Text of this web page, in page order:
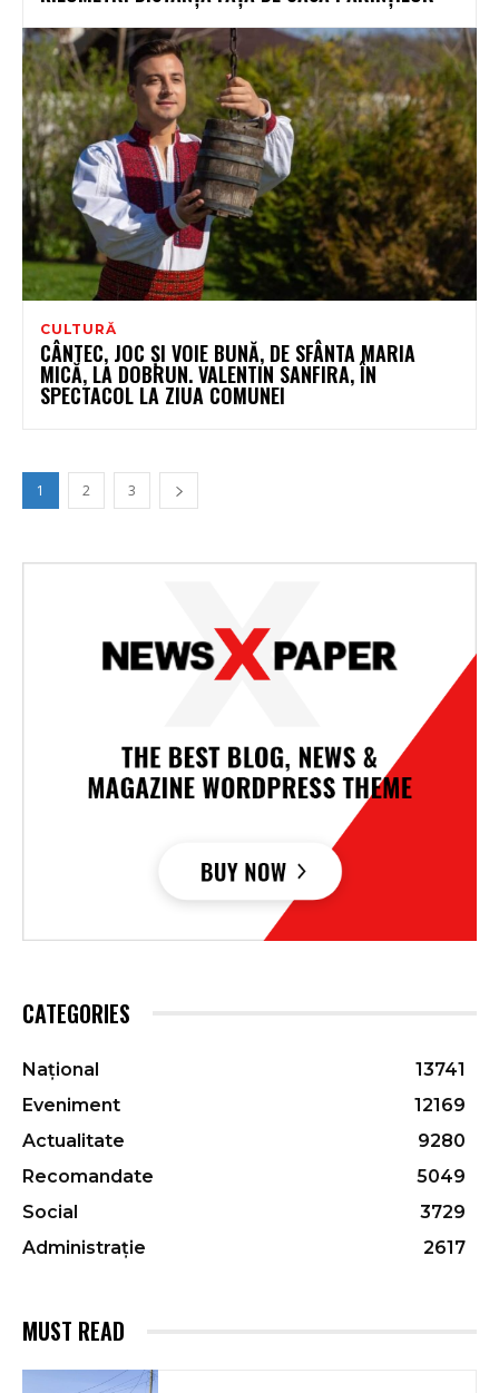
CULTURĂ
CÂNTEC, JOC ȘI VOIE BUNĂ, DE SFÂNTA MARIA
MICĂ, LA DOBRUN. VALENTIN SANFIRA, ÎN
SPECTACOL LA ZIUA COMUNEI
1 2 3
CATEGORIES
Național
13741
Eveniment
12169
Actualitate
9280
Recomandate
5049
Social
3729
Administrație
2617
MUST READ